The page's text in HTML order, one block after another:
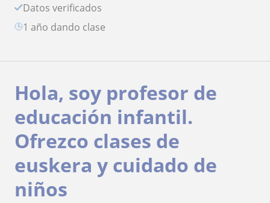
Datos verificados
1 año dando clase
Hola, soy profesor de
educación infantil.
Ofrezco clases de
euskera y cuidado de
niños